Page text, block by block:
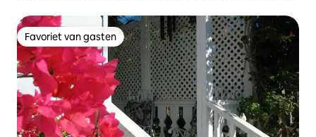
Favoriet van gasten
Favoriet van gasten